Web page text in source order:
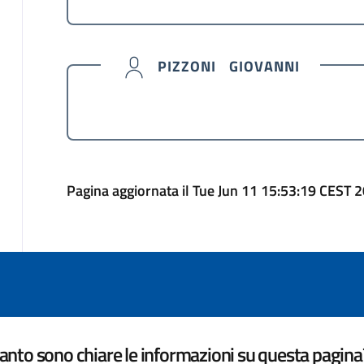
PIZZONI GIOVANNI
Pagina aggiornata il Tue Jun 11 15:53:19 CEST
sono chiare le informazioni su questa